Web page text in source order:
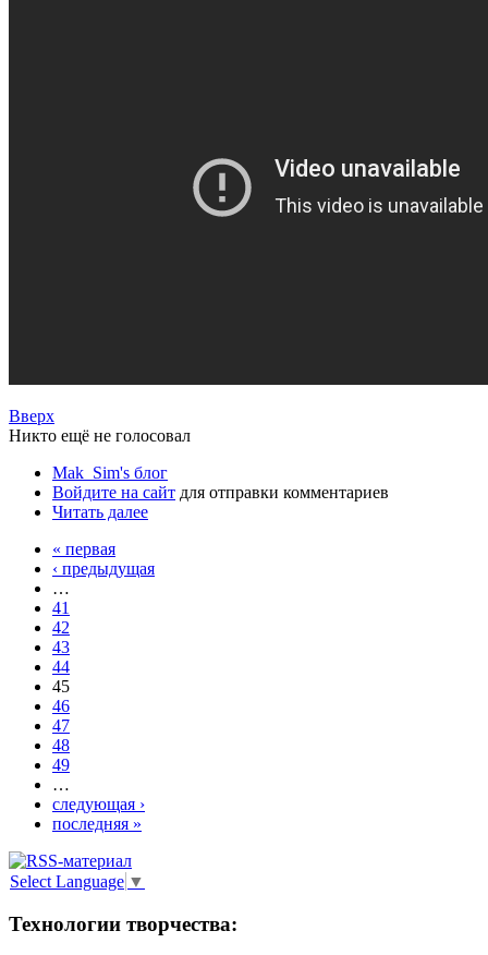
Вверх
Никто ещё не голосовал
Mak_Sim's блог
Войдите на сайт для отправки комментариев
Читать далее
« первая
‹ предыдущая
…
41
42
43
44
45
46
47
48
49
…
следующая ›
последняя »
Select Language ▼
Технологии творчества: